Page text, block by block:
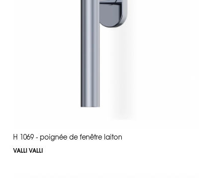
- quincaillerie pour bureaux, open space, espaces de
- aménagement de collectivités (médiathèques,
Voici une sélection de poignées de fenêtres chromées,
. Design italien en vente sur direct-d-
H 1069 - poignée de fenêtre laiton
VALLI VALLI